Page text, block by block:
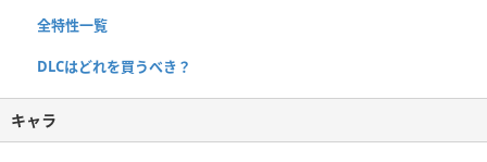
全特性一覧
DLCはどれを買うべき？
キャラ